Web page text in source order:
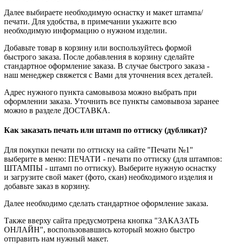
Далее выбираете необходимую оснастку и макет штампа/
печати. Для удобства, в примечании укажите всю
необходимую информацию о нужном изделии.
Добавьте товар в корзину или воспользуйтесь формой
быстрого заказа. После добавления в корзину сделайте
стандартное оформление заказа. В случае быстрого заказа -
наш менеджер свяжется с Вами для уточнения всех деталей.
Адрес нужного пункта самовывоза можно выбрать при
оформлении заказа. Уточнить все пункты самовывоза заранее
можно в разделе ДОСТАВКА.
Как заказать печать или штамп по оттиску (дубликат)?
Для покупки печати по оттиску на сайте "Печати №1"
выберите в меню: ПЕЧАТИ - печати по оттиску (для штампов:
ШТАМПЫ - штамп по оттиску). Выберите нужную оснастку
и загрузите свой макет (фото, скан) необходимого изделия и
добавьте заказ в корзину.
Далее необходимо сделать стандартное оформление заказа.
Также вверху сайта предусмотрена кнопка "ЗАКАЗАТЬ
ОНЛАЙН", воспользовавшись который можно быстро
отправить нам нужный макет.